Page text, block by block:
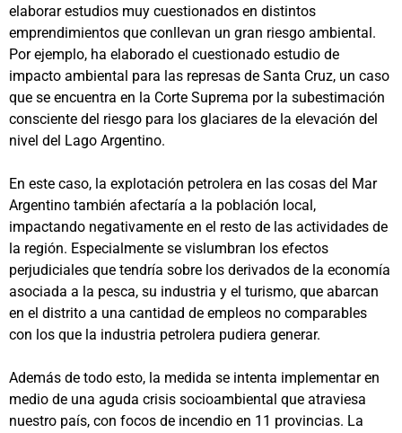
elaborar estudios muy cuestionados en distintos
emprendimientos que conllevan un gran riesgo ambiental.
Por ejemplo, ha elaborado el cuestionado estudio de
impacto ambiental para las represas de Santa Cruz, un caso
que se encuentra en la Corte Suprema por la subestimación
consciente del riesgo para los glaciares de la elevación del
nivel del Lago Argentino.
En este caso, la explotación petrolera en las cosas del Mar
Argentino también afectaría a la población local,
impactando negativamente en el resto de las actividades de
la región. Especialmente se vislumbran los efectos
perjudiciales que tendría sobre los derivados de la economía
asociada a la pesca, su industria y el turismo, que abarcan
en el distrito a una cantidad de empleos no comparables
con los que la industria petrolera pudiera generar.
Además de todo esto, la medida se intenta implementar en
medio de una aguda crisis socioambiental que atraviesa
nuestro país, con focos de incendio en 11 provincias. La